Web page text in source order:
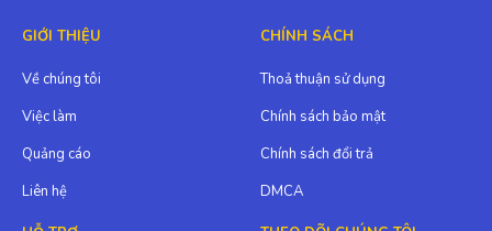
GIỚI THIỆU
Về chúng tôi
Việc làm
Quảng cáo
Liên hệ
CHÍNH SÁCH
Thoả thuận sử dụng
Chính sách bảo mật
Chính sách đổi trả
DMCA